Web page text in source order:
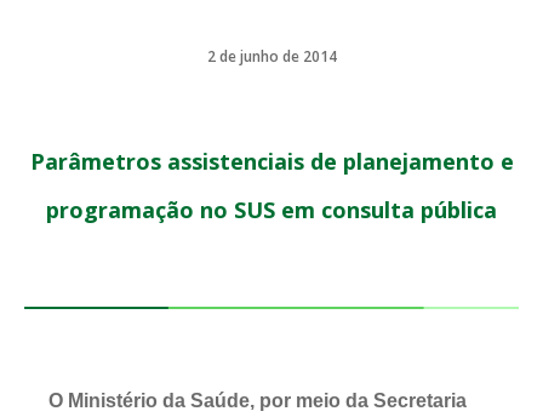
2 de junho de 2014
Parâmetros assistenciais de planejamento e
programação no SUS em consulta pública
O Ministério da Saúde, por meio da Secretaria